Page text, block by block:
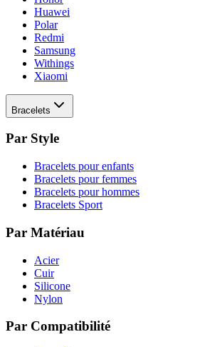
Huawei
Polar
Redmi
Samsung
Withings
Xiaomi
Bracelets
Par Style
Bracelets pour enfants
Bracelets pour femmes
Bracelets pour hommes
Bracelets Sport
Par Matériau
Acier
Cuir
Silicone
Nylon
Par Compatibilité